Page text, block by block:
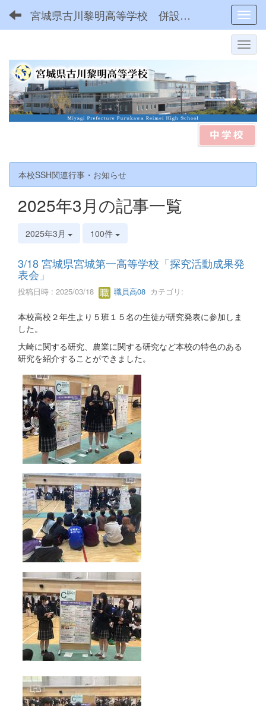
宮城県古川黎明高等学校 併設型中高一貫
本校SSH関連行事・お知らせ
2025年3月の記事一覧
2025年3月 100件
3/18 宮城県宮城第一高等学校「探究活動成果発
表会」
投稿日時 : 2025/03/18 職員高08 カテゴリ:
本校高校２年生より５班１５名の生徒が研究発表に参加しま
した。
大崎に関する研究、農業に関する研究など本校の特色のある
研究を紹介することができました。